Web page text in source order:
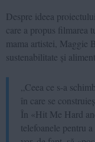
Despre ideea
care a propus filmarea
mama artistei, Maggie
sustenabilitate și
„Ceea ce s-a
în care se
În «Hit Me Hard
telefoanele pentru